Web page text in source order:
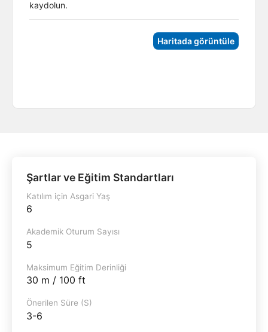
kaydolun.
Haritada görüntüle
Şartlar ve Eğitim Standartları
Katılım için Asgari Yaş
6
Akademik Oturum Sayısı
5
Maksimum Eğitim Derinliği
30 m / 100 ft
Önerilen Süre (S)
3-6